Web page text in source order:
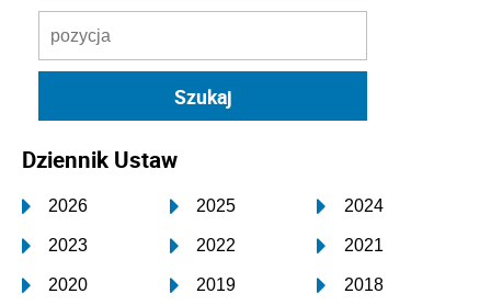
Dziennik Ustaw
2026 2025 2024
2023 2022 2021
2020 2019 2018